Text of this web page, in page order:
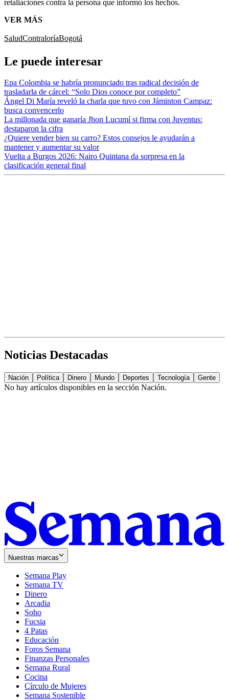
retaliaciones contra la persona que informó los hechos.
VER MÁS
SaludContraloríaBogotá
Le puede interesar
Epa Colombia se habría pronunciado tras radical decisión de
trasladarla de cárcel: “Solo Dios conoce por completo”
Ángel Di María reveló la charla que tuvo con Jáminton Campaz:
busca convencerlo
La millonada que ganaría Jhon Lucumí si firma con Juventus:
destaparon la cifra
¿Quiere vender bien su carro? Estos consejos le ayudarán a
mantener y aumentar su valor
Vuelta a Burgos 2026: Nairo Quintana da sorpresa en la
clasificación general final
Noticias Destacadas
Nación Política Dinero Mundo Deportes Tecnología Gente
No hay artículos disponibles en la sección Nación.
Nuestras marcas
Semana Play
Semana TV
Dinero
Arcadia
Soho
in
new
window
Fucsia
in
new
window
4 Patas
Educación
Foros Semana
Finanzas Personales
Semana Rural
Cocina
Círculo de Mujeres
Semana Sostenible